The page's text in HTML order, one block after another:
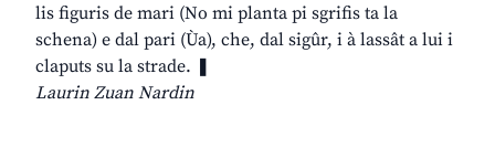
lis figuris de mari (No mi planta pi sgrifis ta la
schena) e dal pari (Ùa), che, dal sigûr, i à lassât a lui i
claputs su la strade. ❚
Laurin Zuan Nardin